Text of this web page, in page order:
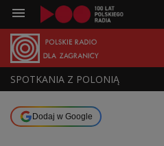
SPOTKANIA Z POLONIĄ
Dodaj w Google